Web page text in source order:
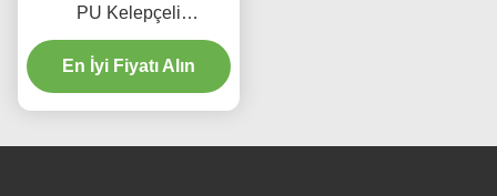
PU Kelepçeli
Güçlendirilmiş Tek
kullanımlık Endotrakeal
Tüp
En İyi Fiyatı Alın